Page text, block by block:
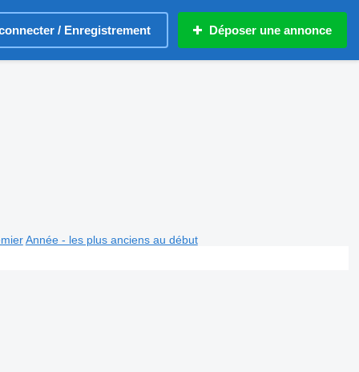
/ Enregistrement Déposer une annonce
Année - les plus anciens au début